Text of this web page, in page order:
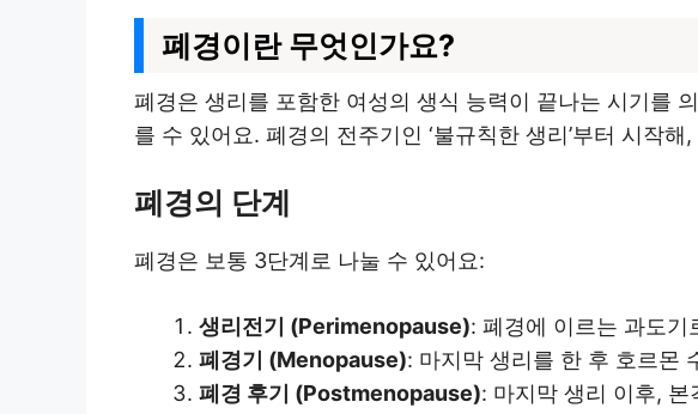
폐경이란 무엇인가요?
폐경은 생리를 포함한 여성의 생식 능력이 끝나는 시기를
를 수 있어요. 폐경의 전주기인 ‘불규칙한 생리’부터 시작
폐경의 단계
폐경은 보통 3단계로 나눌 수 있어요:
생리전기 (Perimenopause): 폐경에 이르는 과도
폐경기 (Menopause): 마지막 생리를 한 후 호르몬
폐경 후기 (Postmenopause): 마지막 생리 이후,